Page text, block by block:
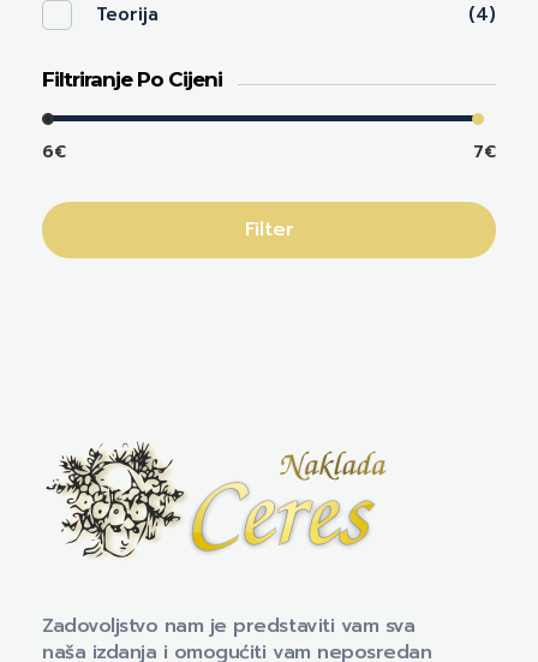
Teorija
(4)
Filtriranje Po Cijeni
6€ 7€
Filter
Zadovoljstvo nam je predstaviti vam sva
naša izdanja i omogućiti vam neposredan